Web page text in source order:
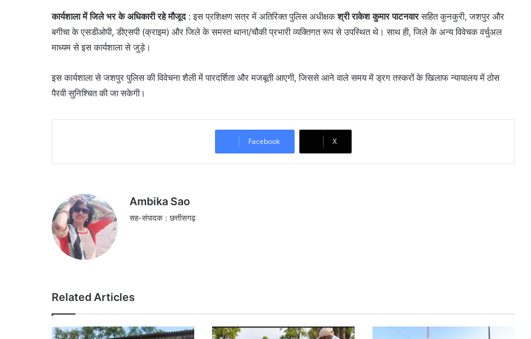
कार्यशाला में जिले भर के अधिकारी रहे मौजूद: ​इस प्रशिक्षण सत्र में अतिरिक्त पुलिस अधीक्षकश्री राकेश कुमार पाटनवारसहित कुनकुरी, जशपुर और
बगीचा के एसडीओपी, डीएसपी (क्राइम) और जिले के समस्त थाना/चौकी प्रभारी व्यक्तिगत रूप से उपस्थित थे। साथ ही, जिले के अन्य विवेचक वर्चुअल
माध्यम से इस कार्यशाला से जुड़े।
इस कार्यशाला से जशपुर पुलिस की विवेचना शैली में पारदर्शिता और मजबूती आएगी, जिससे आने वाले समय में ड्रग तस्करों के खिलाफ न्यायालय में ठोस
पैरवी सुनिश्चित की जा सकेगी।
Facebook X
Ambika Sao
सह-संपादक : छत्तीसगढ़
Related Articles